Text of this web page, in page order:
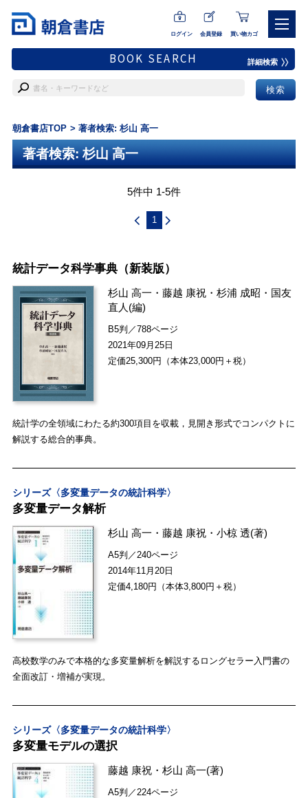
ログイン 会員登録 買い物カゴ
BOOK SEARCH 詳細検索
朝倉書店TOP 著者検索: 杉山 高一
著者検索: 杉山 高一
5件中 1-5件
1
統計データ科学事典（新装版）
杉山 高一 ・藤越 康祝 ・杉浦 成昭 ・ 国友
直人 (編)
B5判／788ページ
2021年09月25日
定価25,300円（本体23,000円＋税）
統計学の全領域にわたる約300項目を収載，見開き形式でコンパクトに
解説する総合的事典。
シリーズ〈多変量データの統計科学〉
多変量データ解析
杉山 高一 ・藤越 康祝 ・小椋 透(著)
A5判／240ページ
2014年11月20日
定価4,180円（本体3,800円＋税）
高校数学のみで本格的な多変量解析を解説するロングセラー入門書の
全面改訂・増補が実現。
シリーズ〈多変量データの統計科学〉
多変量モデルの選択
藤越 康祝 ・杉山 高一(著)
A5判／224ページ